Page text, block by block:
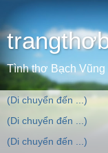
Tình thơ Bạch Vũng